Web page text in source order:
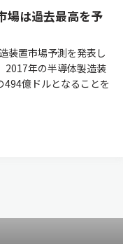
場は過去最高を予
装置市場予測を発表し
2017年の半導体製造装
億ドルとなることを